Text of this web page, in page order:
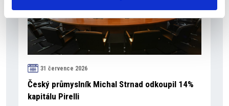
31 července 2026
Český průmyslník Michal Strnad odkoupil 14%
kapitálu Pirelli